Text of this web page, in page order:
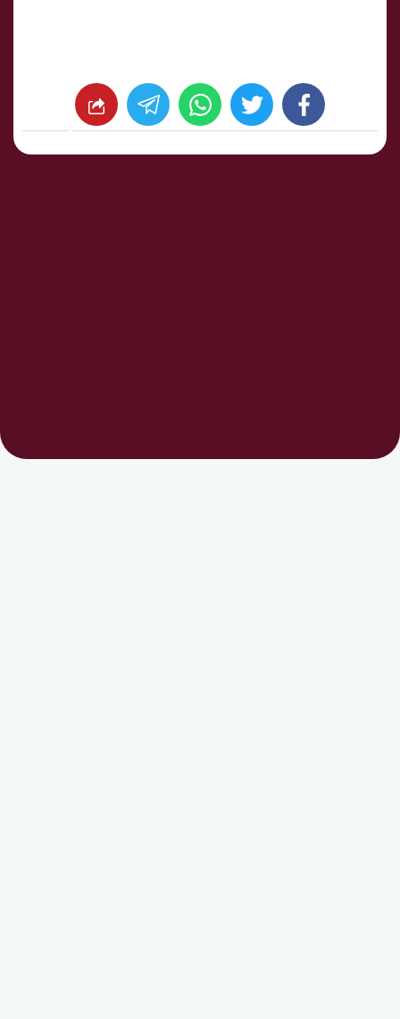
facebook
twitter
whats شارك